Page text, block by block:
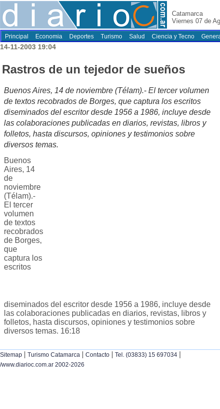
Catamarca
Viernes 07 de
Principal Economia Deportes Turismo Salud Ciencia y Tecno
14-11-2003 19:04
Rastros de un tejedor de sueños
Buenos Aires, 14 de noviembre (Télam).- El tercer volumen
de textos recobrados de Borges, que captura los escritos
diseminados del escritor desde 1956 a 1986, incluye desde
las colaboraciones publicadas en diarios, revistas, libros y
folletos, hasta discursos, opiniones y testimonios sobre
diversos temas.
Buenos
Aires, 14
de
noviembre
(Télam).-
El tercer
volumen
de textos
recobrados
de Borges,
que
captura los
escritos
diseminados del escritor desde 1956 a 1986, incluye desde
las colaboraciones publicadas en diarios, revistas, libros y
folletos, hasta discursos, opiniones y testimonios sobre
diversos temas. 16:18
Sitemap | Turismo Catamarca | Contacto | Tel. (03833) 15 697034 |
/www.diarioc.com.ar 2002-2026